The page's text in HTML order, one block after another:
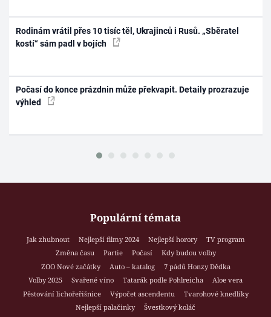
Rodinám vrátil přes 10 tisíc těl, Ukrajinců i Rusů. „Sběratel
kostí“ sám padl v bojích
Počasí do konce prázdnin může překvapit. Detaily prozrazuje
výhled
Populární témata
Jak zhubnout Nejlepší filmy 2024 Nejlepší horory
TV program
Změna času
Partie Počasí
Kdy budou volby
ZOO Nové začátky
Auto – katalog
7 pádů Honzy Dědka
Volby 2025
Svařené víno Tatarák podle Pohlreicha
Aloe vera
Pěstování lichořeřišnice
Výpočet ascendentu
Tvarohové knedlíky
Nejlepší palačinky
Švestkový koláč